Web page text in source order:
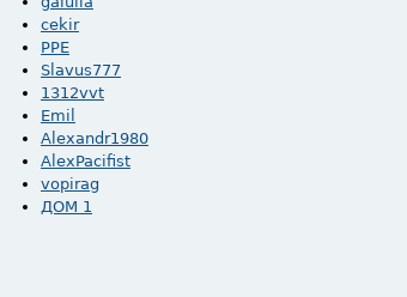
cekir
PPE
Slavus777
1312vvt
Emil
Alexandr1980
AlexPacifist
vopirag
ДОМ 1